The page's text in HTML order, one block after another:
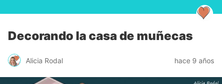
Decorando la casa de muñecas
Alicia Rodal hace 9 años